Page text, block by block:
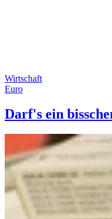
Wirtschaft
Euro
Darf's ein